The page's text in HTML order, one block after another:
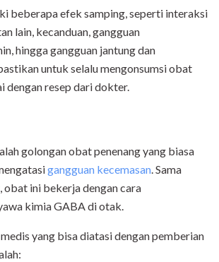
beberapa efek samping, seperti interaksi
lain, kecanduan, gangguan
hingga gangguan jantung dan
untuk selalu mengonsumsi obat
dengan resep dari dokter.
golongan obat penenang yang biasa
gangguan kecemasan. Sama
ini bekerja dengan cara
kimia GABA di otak.
yang bisa diatasi dengan pemberian